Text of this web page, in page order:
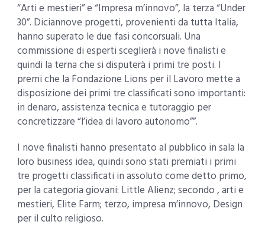
“Arti e mestieri” e “Impresa m’innovo”, la terza “Under
30”. Diciannove progetti, provenienti da tutta Italia,
hanno superato le due fasi concorsuali. Una
commissione di esperti sceglierà i nove finalisti e
quindi la terna che si disputerà i primi tre posti. I
premi che la Fondazione Lions per il Lavoro mette a
disposizione dei primi tre classificati sono importanti:
in denaro, assistenza tecnica e tutoraggio per
concretizzare “l’idea di lavoro autonomo””.
I nove finalisti hanno presentato al pubblico in sala la
loro business idea, quindi sono stati premiati i primi
tre progetti classificati in assoluto come detto primo,
per la categoria giovani: Little Alienz; secondo , arti e
mestieri, Elite Farm; terzo, impresa m’innovo, Design
per il culto religioso.